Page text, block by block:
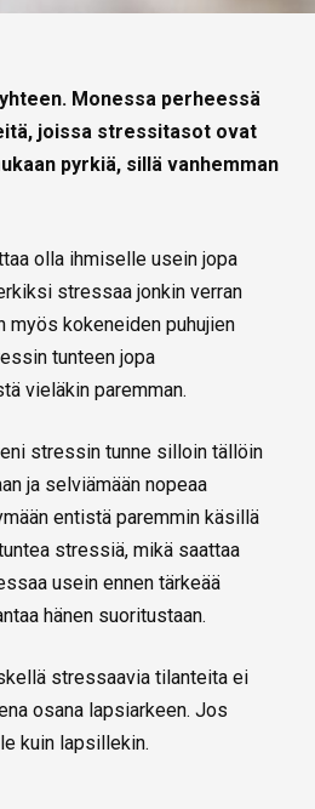
Monessa perheessä
joissa stressitasot ovat
pyrkiä, sillä vanhemman
olla ihmiselle usein jopa
stressaa jonkin verran
myös kokeneiden puhujien
tunteen jopa
vieläkin paremman.
stressin tunne silloin tällöin
ja selviämään nopeaa
entistä paremmin käsillä
stressiä, mikä saattaa
usein ennen tärkeää
hänen suoritustaan.
stressaavia tilanteita ei
osana lapsiarkeen. Jos
kuin lapsillekin.